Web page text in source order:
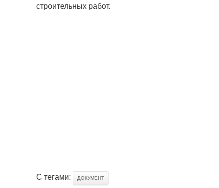
строительных работ.
С тегами: ДОКУМЕНТ